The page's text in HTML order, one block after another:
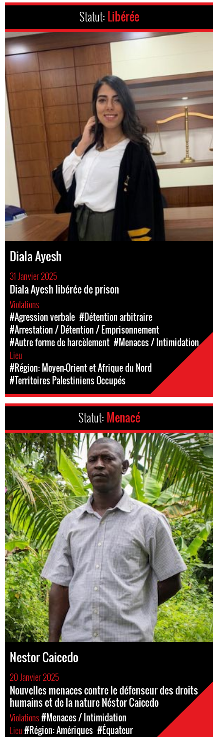
Statut: Libérée
Diala Ayesh
31 Janvier 2025
Diala Ayesh libérée de prison
Violations
#Agression verbale #Détention arbitraire
#Arrestation / Détention / Emprisonnement
#Autre forme de harcèlement #Menaces / Intimidation
Lieu
#Région: Moyen-Orient et Afrique du Nord
#Territoires Palestiniens Occupés
Statut: Menacé
Nestor Caicedo
20 Janvier 2025
Nouvelles menaces contre le défenseur des droits
humains et de la nature Néstor Caicedo
Violations#Menaces / Intimidation
Lieu#Région: Amériques #Équateur